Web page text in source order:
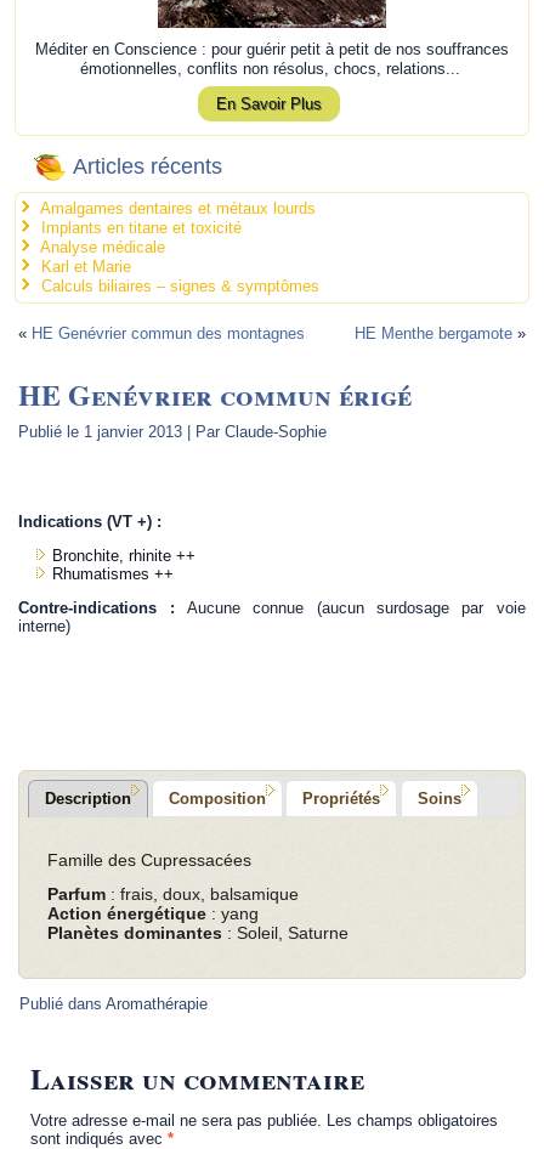
Méditer en Conscience : pour guérir petit à petit de nos souffrances
émotionnelles, conflits non résolus, chocs, relations...
En Savoir Plus
Articles récents
Amalgames dentaires et métaux lourds
Implants en titane et toxicité
Analyse médicale
Karl et Marie
Calculs biliaires – signes & symptômes
« HE Genévrier commun des montagnes HE Menthe bergamote»
HE Genévrier commun érigé
Publié le 1 janvier 2013 | Par Claude-Sophie
Indications (VT +) :
Bronchite, rhinite ++
Rhumatismes ++
Contre-indications :Aucune connue (aucun surdosage par voie
interne)
Description Composition Propriétés Soins
Famille des Cupressacées
Parfum : frais, doux, balsamique
Action énergétique : yang
Planètes dominantes : Soleil, Saturne
Publié dans Aromathérapie
Laisser un commentaire
Votre adresse e-mail ne sera pas publiée.
Les champs obligatoires
sont indiqués avec*